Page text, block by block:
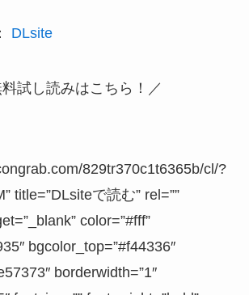
DLsite
料試し読みはこちら！／
829tr370c1t6365b/cl/?
title=”DLsiteで読む” rel=””
color=”#fff”
bgcolor_top=”#f44336″
borderwidth=”1″